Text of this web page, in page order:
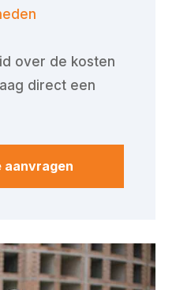
over de kosten
direct een
aanvragen